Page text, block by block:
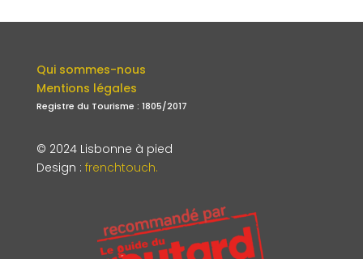
Qui sommes-nous
Mentions légales
Registre du Tourisme : 1805/2017
© 2024 Lisbonne à pied
Design : frenchtouch.